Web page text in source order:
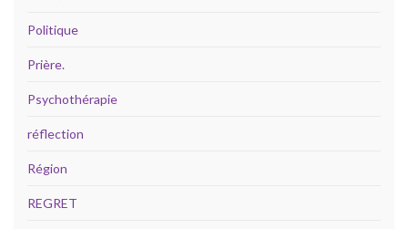
Politique
Prière.
Psychothérapie
réflection
Région
REGRET